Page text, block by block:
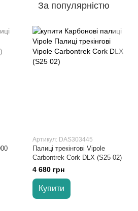
За популярністю
Артикул: DAS303445
Палиці трекінгові Vipole
Carbontrek Cork DLX (S25 02)
4 680 грн
Купити